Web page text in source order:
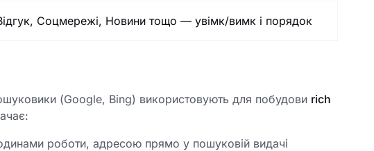
Соцмережі, Новини тощо — увімк/вимк і порядок
(Google, Bing) використовують для побудови rich
роботи, адресою прямо у пошуковій видачі